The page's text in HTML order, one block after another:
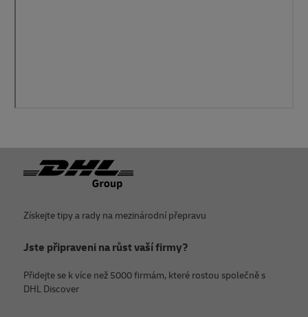
Zápatí
Získejte tipy a rady na mezinárodní přepravu
Jste připraveni na růst vaší firmy?
Přidejte se k více než 5000 firmám, které rostou společně s
DHL Discover